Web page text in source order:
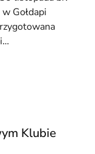
Gołdapi
Klubie